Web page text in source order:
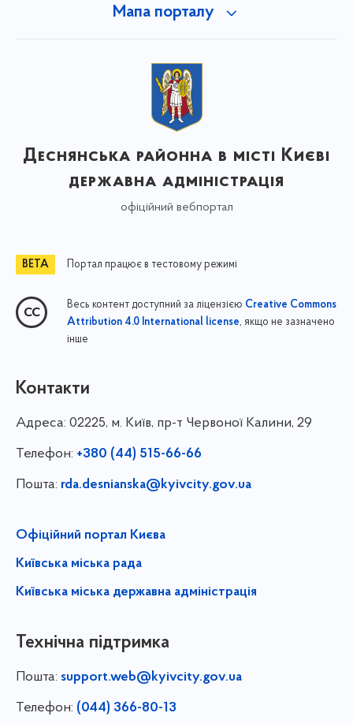
Мапа порталу
Деснянська районна в місті Києві
державна адміністрація
офіційний вебпортал
Портал працює в тестовому режимі
Весь контент доступний за ліцензією Creative Commons
Attribution 4.0 International license, якщо не зазначено
інше
Контакти
Адреса: 02225, м. Київ, пр-т Червоної Калини, 29
Телефон: +380 (44) 515-66-66
Пошта: rda.desnianska@kyivcity.gov.ua
Офіційний портал Києва
Київська міська рада
Київська міська державна адміністрація
Технічна підтримка
Пошта: support.web@kyivcity.gov.ua
Телефон: (044) 366-80-13